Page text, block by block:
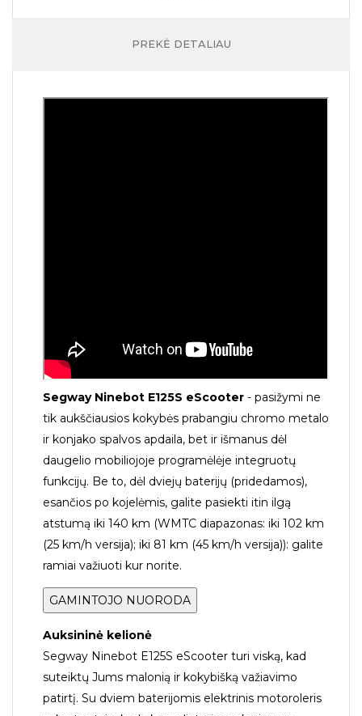
PREKĖ DETALIAU
Segway Ninebot E125S eScooter - pasižymi ne
tik aukščiausios kokybės prabangiu chromo metalo
ir konjako spalvos apdaila, bet ir išmanus dėl
daugelio mobiliojoje programėlėje integruotų
funkcijų. Be to, dėl dviejų baterijų (pridedamos),
esančios po kojelėmis, galite pasiekti itin ilgą
atstumą iki 140 km (WMTC diapazonas: iki 102 km
(25 km/h versija); iki 81 km (45 km/h versija)): galite
ramiai važiuoti kur norite.
GAMINTOJO NUORODA
Auksininė kelionė
Segway Ninebot E125S eScooter turi viską, kad
suteiktų Jums malonią ir kokybišką važiavimo
patirtį. Su dviem baterijomis elektrinis motoroleris